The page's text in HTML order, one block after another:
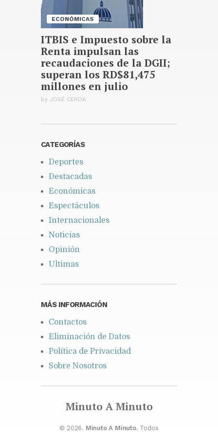
ECONÓMICAS
ITBIS e Impuesto sobre la
Renta impulsan las
recaudaciones de la DGII;
superan los RD$81,475
millones en julio
by JOSÉ CERDA
CATEGORÍAS
Deportes
Destacadas
Económicas
Espectáculos
Internacionales
Noticias
Opinión
Ultimas
MÁS INFORMACIÓN
Contactos
Eliminación de Datos
Política de Privacidad
Sobre Nosotros
Minuto A Minuto
© 2026. Minuto A Minuto. Todos